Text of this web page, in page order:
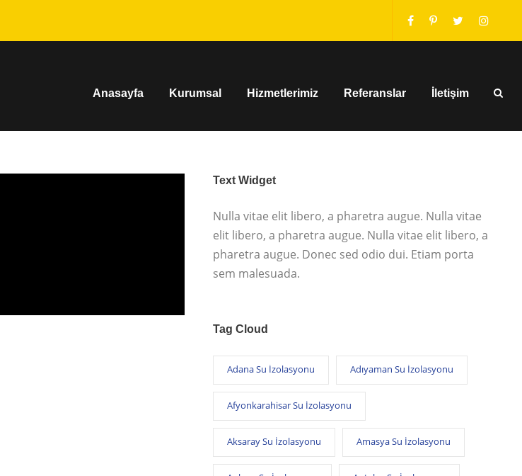
Anasayfa Kurumsal Hizmetlerimiz Referanslar İletişim
Text Widget
Nulla vitae elit libero, a pharetra augue. Nulla vitae
elit libero, a pharetra augue. Nulla vitae elit libero, a
pharetra augue. Donec sed odio dui. Etiam porta
sem malesuada.
Tag Cloud
Adana Su İzolasyonu Adıyaman Su İzolasyonu
Afyonkarahisar Su İzolasyonu
Aksaray Su İzolasyonu Amasya Su İzolasyonu